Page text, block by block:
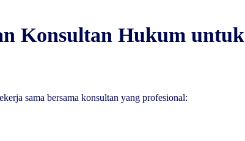
Konsultan Hukum untuk
sama bersama konsultan yang profesional: